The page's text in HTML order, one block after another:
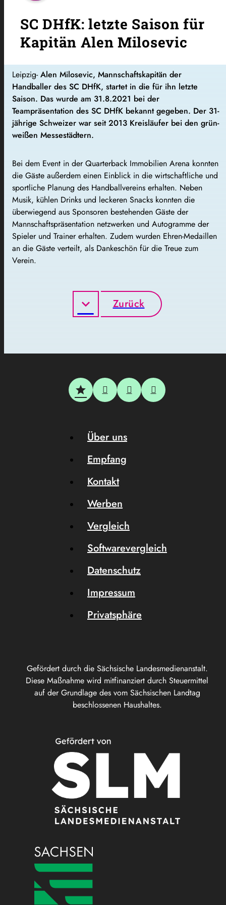
SC DHfK: letzte Saison für
Kapitän Alen Milosevic
Leipzig-Alen Milosevic, Mannschaftskapitän der
Handballer des SC DHfK, startet in die für ihn letzte
Saison. Das wurde am 31.8.2021 bei der
Teampräsentation des SC DHfK bekannt gegeben. Der 31-
jährige Schweizer war seit 2013 Kreisläufer bei den grün-
weißen Messestädtern.
Bei dem Event in der Quarterback Immobilien Arena konnten
die Gäste außerdem einen Einblick in die wirtschaftliche und
sportliche Planung des Handballvereins erhalten. Neben
Musik, kühlen Drinks und leckeren Snacks konnten die
überwiegend aus Sponsoren bestehenden Gäste der
Mannschaftspräsentation netzwerken und Autogramme der
Spieler und Trainer erhalten. Zudem wurden Ehren-Medaillen
an die Gäste verteilt, als Dankeschön für die Treue zum
Verein.
Zurück
Gefördert durch die Sächsische Landesmedienanstalt.
Diese Maßnahme wird mitfinanziert durch Steuermittel
auf der Grundlage des vom Sächsischen Landtag
beschlossenen Haushaltes.
Über uns
Empfang
Kontakt
Werben
Vergleich
Softwarevergleich
Datenschutz
Impressum
Privatsphäre